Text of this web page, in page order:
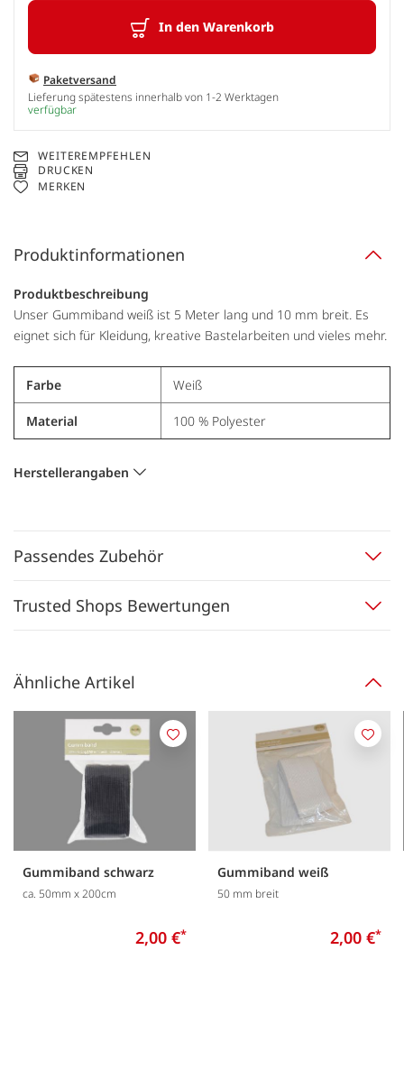
In den Warenkorb
Paketversand
Lieferung spätestens innerhalb von 1-2 Werktagen
verfügbar
WEITEREMPFEHLEN
DRUCKEN
MERKEN
Produktinformationen
Produktbeschreibung
Unser Gummiband weiß ist 5 Meter lang und 10 mm breit. Es
eignet sich für Kleidung, kreative Bastelarbeiten und vieles mehr.
Farbe Weiß
Material 100 % Polyester
Herstellerangaben
Passendes Zubehör
Trusted Shops Bewertungen
Ähnliche Artikel
Gummiband schwarz
ca. 50mm x 200cm
2,00 €*
Merken
Gummiband weiß
50 mm breit
2,00 €*